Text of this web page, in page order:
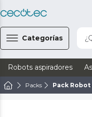
Categorías
Robots aspiradores
Packs Pack Robot